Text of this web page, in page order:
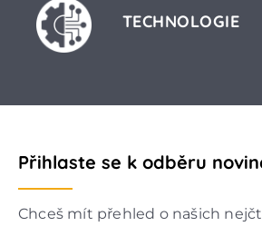
TECHNOLOGIE
Přihlaste se k odběru
Chceš mít přehled o našich